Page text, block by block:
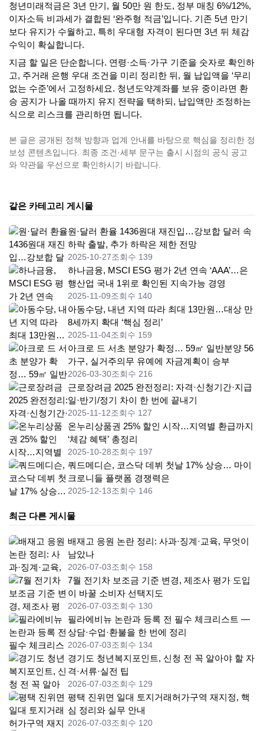
청년미래적금은 3년 만기, 월 50만 원 한도, 정부 매칭 6%/12%,
이자소득 비과세가 결합된 ‘완주형 적금’입니다. 기존 5년 만기
보다 유지가 수월하고, 특히 우대형 자격이 된다면 3년 뒤 체감
수익이 확실합니다.
지금 할 일은 단순합니다. 연령·소득·가구 기준을 숫자로 확인하
고, 주거래 은행 우대 조건을 미리 정리한 뒤, 월 납입액을 ‘무리
없는 수준’에서 고정하세요. 청년도약계좌를 보유 중이라면 환
승 공지가 나올 때까지 유지 전략을 택하되, 납입액만 조정하는
식으로 리스크를 관리하면 됩니다.
본 글은 공개된 정책 방향과 업계 안내를 바탕으로 핵심을 정리한 정
보성 콘텐츠입니다. 최종 조건·세부 문구는 출시 시점의 공식 공고
와 약관을 우선으로 확인하시기 바랍니다.
같은 카테고리 게시물
원·달러 환율 1436원대 재진입…강보합 달러 속
하락 출발, 추가 하락은 제한 전망
2025-10-27조회수 139
하나금융, MSCI ESG 평가 2년 연속 ‘AAA’…은
행산업 국내 1위로 확인된 지속가능 경영
2025-11-09조회수 140
아동수당, 내년 지역 따라 최대 13만원…대상 만
8세까지 확대 ‘핵심 정리’
2025-11-04조회수 159
아크로 드 서초 분양가 확정… 59㎡ 일반분양 56
가구, 실거주의무 유예에 자금계획이 승부
2026-03-30조회수 216
근로장려금 2025 완전정리: 자격·신청기간·지급
일·반기/정기 차이 한 번에 끝내기
2025-11-12조회수 127
온누리상품권 25% 할인 시작…지역별 환급까지
‘체감 혜택’ 총정리
2025-10-28조회수 197
쿼드메디슨, 코스닥 데뷔 첫날 17% 상승… 마이
크로니들 플랫폼 경쟁력은
2025-12-13조회수 146
최근 다른 게시물
배재고 응원 논란 정리: 사과·징계·교육, 무엇이
남았나
2026-07-03조회수 158
7월 전기차 보조금 기준 변경, 제조사 평가 도입
이 바꿀 소비자 선택지도
2026-07-03조회수 130
필라에비뉴 논란과 등록 전 필수 체크리스트 —
상담·수업·환불을 한 번에 정리
2026-07-03조회수 134
경기도 청년복지포인트, 신청 전 꼭 알아야 할 자
격·서류·실전 팁
2026-07-03조회수 129
평택 진위면 일대 토지거래허가구역 재지정, 핵
심 정리와 실무 안내
2026-07-03조회수 120